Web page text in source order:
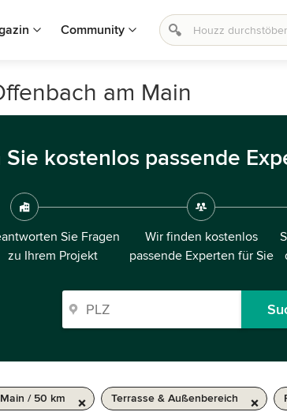
Community
am Main
Sie kostenlos passende
Sie Fragen
zu Ihrem Projekt
Wir finden kostenlos
passende Experten für Sie
/ 50 km Terrasse & Außenbereich